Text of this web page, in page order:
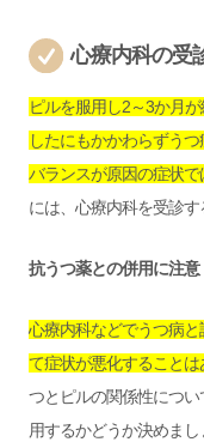
心療内科の受
ピルを服用し2～3か月
したにもかかわらずう
バランスが原因の症状
には、心療内科を受診す
抗うつ薬との併用に注意
心療内科などでうつ病
て症状が悪化すること
つとピルの関係性につ
用するかどうか決めまし